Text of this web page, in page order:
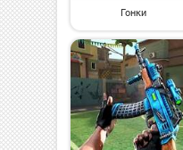
Гонки